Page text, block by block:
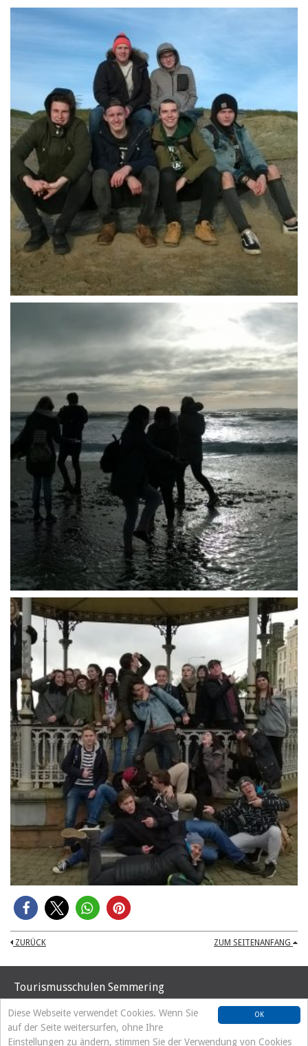
OK
Diese Webseite verwendet Cookies. Wenn Sie
auf der Seite weitersurfen, ohne Ihre
Einstellungen zu ändern, stimmen Sie der Verwendung von Cookies
ZURÜCK ZUM SEITENANFANG
Tourismusschulen Semmering
Hochstraße 37
A-2680 Semmering
Tel. +43 2664/8192